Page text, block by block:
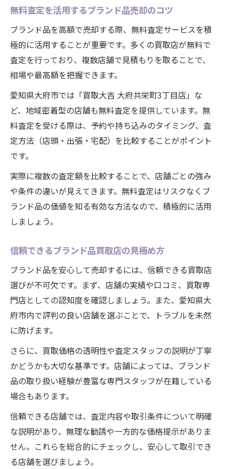
無料査定を活用するブランド品売却のコツ
ブランド品を高額で売却する際、無料査定サービスを積
極的に活用することが重要です。多くの買取店が無料で
査定を行っており、複数店舗で見積もりを取ることで、
相場や最高額を把握できます。
愛知県大府市では「買取大吉 大府共栄町3丁目店」な
ど、地域密着型の店舗も無料査定を提供しています。無
料査定を受ける際は、予約や持ち込みのタイミング、査
定方法（店頭・出張・宅配）を比較することがポイント
です。
実際に複数の査定額を比較することで、店舗ごとの強み
や条件の違いが見えてきます。無料査定はリスクなくブ
ランド品の価値を知る有効な方法なので、積極的に活用
しましょう。
信頼できるブランド品買取店の見極め方
ブランド品を安心して売却するには、信頼できる買取店
選びが不可欠です。まず、店舗の実績や口コミ、買取専
門店としての認知度を確認しましょう。また、愛知県大
府市内で評判の良い店舗を選ぶことで、トラブルを未然
に防げます。
さらに、買取価格の透明性や査定スタッフの説明が丁寧
かどうかも大切な基準です。店舗によっては、ブランド
品の取り扱い経験が豊富な専門スタッフが在籍している
場合もあります。
信頼できる店舗では、査定内容や取引条件について明確
な説明があり、無理な勧誘や一方的な価格提示がありま
せん。これらを総合的にチェックし、安心して取引でき
る店舗を選びましょう。